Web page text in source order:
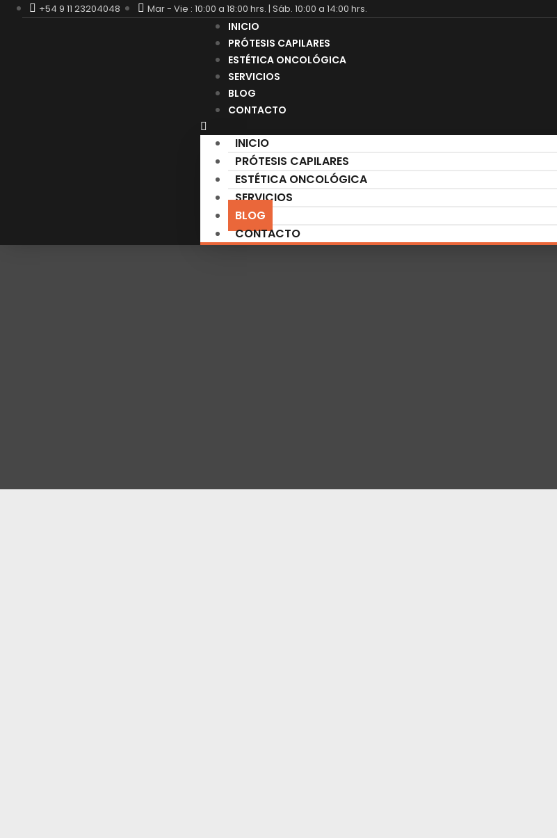
+54 9 11 23204048 Mar - Vie : 10:00 a 18:00 hrs. | Sáb. 10:00 a 14:00 hrs.
INICIO
PRÓTESIS CAPILARES
ESTÉTICA ONCOLÓGICA
SERVICIOS
BLOG
CONTACTO
INICIO
PRÓTESIS CAPILARES
ESTÉTICA ONCOLÓGICA
SERVICIOS
BLOG
CONTACTO